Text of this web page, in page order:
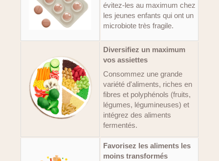
évitez-les au maximum chez
les jeunes enfants qui ont un
microbiote très fragile.
Diversifiez un maximum
vos assiettes
Consommez une grande
variété d'aliments, riches en
fibres et polyphénols (fruits,
légumes, légumineuses) et
intégrez des aliments
fermentés.
Favorisez les aliments les
moins transformés